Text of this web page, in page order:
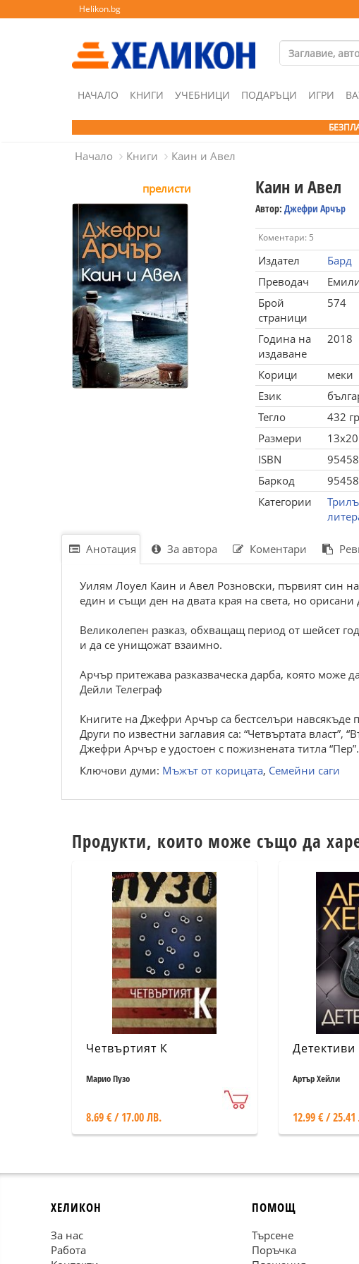
Helikon.bg
НАЧАЛО КНИГИ УЧЕБНИЦИ ПОДАРЪЦИ ИГРИ
Начало Книги Каин и Авел
прелисти Каин и Авел
Автор: Джефри Арчър
Коментари: 5
Издател
Бард
Преводач
Брой
страници
574
Година на
издаване
2018
Корици
меки
Език
Тегло
432
Размери
13x20
ISBN
Баркод
Категории
Анотация За автора Коментари
Уилям Лоуел Каин и Авел Розновски, първият син
един и същи ден на двата края на света, но орисани
Великолепен разказ, обхващащ период от шейсет
и да се унищожат взаимно.
Арчър притежава разказваческа дарба, която може
Дейли Телеграф
Книгите на Джефри Арчър са бестселъри навсякъде
Други по известни заглавия са: “Четвъртата власт”,
Джефри Арчър е удостоен с пожизнената титла “Пер”.
Ключови думи: Мъжът от корицата, Семейни саги
Продукти, които може също да
Четвъртият К
Марио Пузо
8.69 € / 17.00 ЛВ.
Детективи
Артър Хейли
12.99 € /
ХЕЛИКОН
За нас
Работа
ПОМОЩ
Търсене
Поръчка